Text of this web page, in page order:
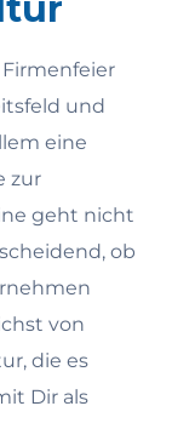
und
eine
zur
geht nicht
ob
von
die es
Dir als